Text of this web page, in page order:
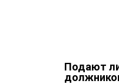
Подают